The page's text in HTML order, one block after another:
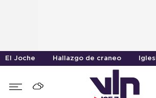
El Joche Hallazgo de craneo